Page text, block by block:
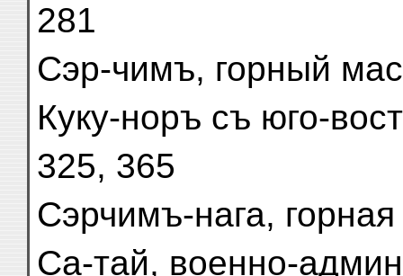
281
Сэр-чимъ, горный
Куку-норъ съ юго-
325, 365
Сэрчимъ-нага,
Са-тай, военно-